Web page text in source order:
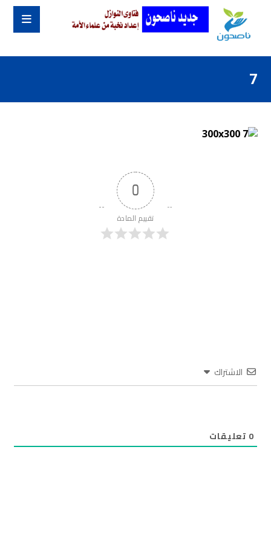
7
0
تقييم المادة
الاشتراك
0 تعليقات